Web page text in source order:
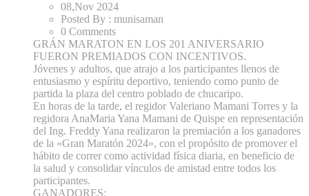
08,Nov 2024
Posted By : munisaman
0 Comments
GRÁN MARATON EN LOS 201 ANIVERSARIO
FUERON PREMIADOS CON INCENTIVOS.
Jóvenes y adultos, que atrajo a los participantes llenos de
entusiasmo y espíritu deportivo, teniendo como punto de
partida la plaza del centro poblado de chucaripo.
En horas de la tarde, el regidor Valeriano Mamani Torres y la
regidora AnaMaria Yana Mamani de Quispe en representación
del Ing. Freddy Yana realizaron la premiación a los ganadores
de la «Gran Maratón 2024», con el propósito de promover el
hábito de correr como actividad física diaria, en beneficio de
la salud y consolidar vínculos de amistad entre todos los
participantes.
GANADORES: